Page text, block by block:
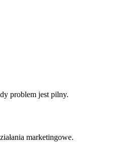
problem jest pilny.
marketingowe.